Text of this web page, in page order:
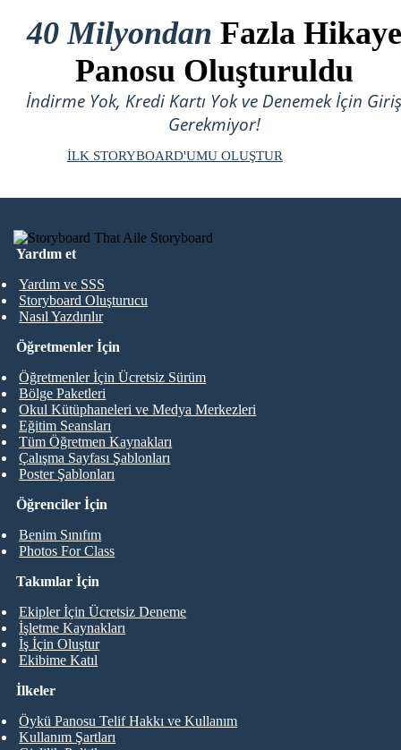
40 Milyondan Fazla Hikaye
Panosu Oluşturuldu
İndirme Yok, Kredi Kartı Yok ve Denemek İçin Giriş
Gerekmiyor!
İLK STORYBOARD'UMU OLUŞTUR
Yardım et
Yardım ve SSS
Storyboard Oluşturucu
Nasıl Yazdırılır
Öğrenciler İçin
Benim Sınıfım
Photos For Class
Öğretmenler İçin
Öğretmenler İçin Ücretsiz Sürüm
Bölge Paketleri
Okul Kütüphaneleri ve Medya Merkezleri
Eğitim Seansları
Tüm Öğretmen Kaynakları
Çalışma Sayfası Şablonları
Poster Şablonları
Takımlar İçin
Ekipler İçin Ücretsiz Deneme
İşletme Kaynakları
İş İçin Oluştur
Ekibime Katıl
İlkeler
Öykü Panosu Telif Hakkı ve Kullanım
Kullanım Şartları